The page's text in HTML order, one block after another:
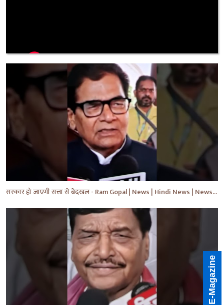
सरकार हो जाएगी सत्ता से बेदखल - Ram Gopal | News | Hindi News | News Today | #shorts #ytshorts #yt
E-Magazine